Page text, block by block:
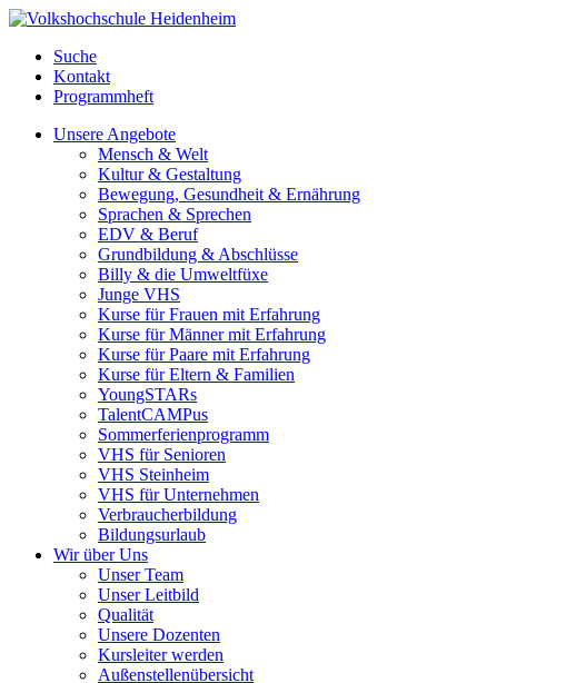
Suche
Kontakt
Programmheft
Unsere Angebote
Mensch & Welt
Kultur & Gestaltung
Bewegung, Gesundheit & Ernährung
Sprachen & Sprechen
EDV & Beruf
Grundbildung & Abschlüsse
Billy & die Umweltfüxe
Junge VHS
Kurse für Frauen mit Erfahrung
Kurse für Männer mit Erfahrung
Kurse für Paare mit Erfahrung
Kurse für Eltern & Familien
YoungSTARs
TalentCAMPus
Sommerferienprogramm
VHS für Senioren
VHS Steinheim
VHS für Unternehmen
Verbraucherbildung
Bildungsurlaub
Wir über Uns
Unser Team
Unser Leitbild
Qualität
Unsere Dozenten
Kursleiter werden
Außenstellenübersicht